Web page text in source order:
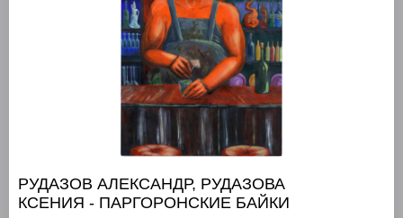
РУДАЗОВ АЛЕКСАНДР, РУДАЗОВА
КСЕНИЯ - ПАРГОРОНСКИЕ БАЙКИ